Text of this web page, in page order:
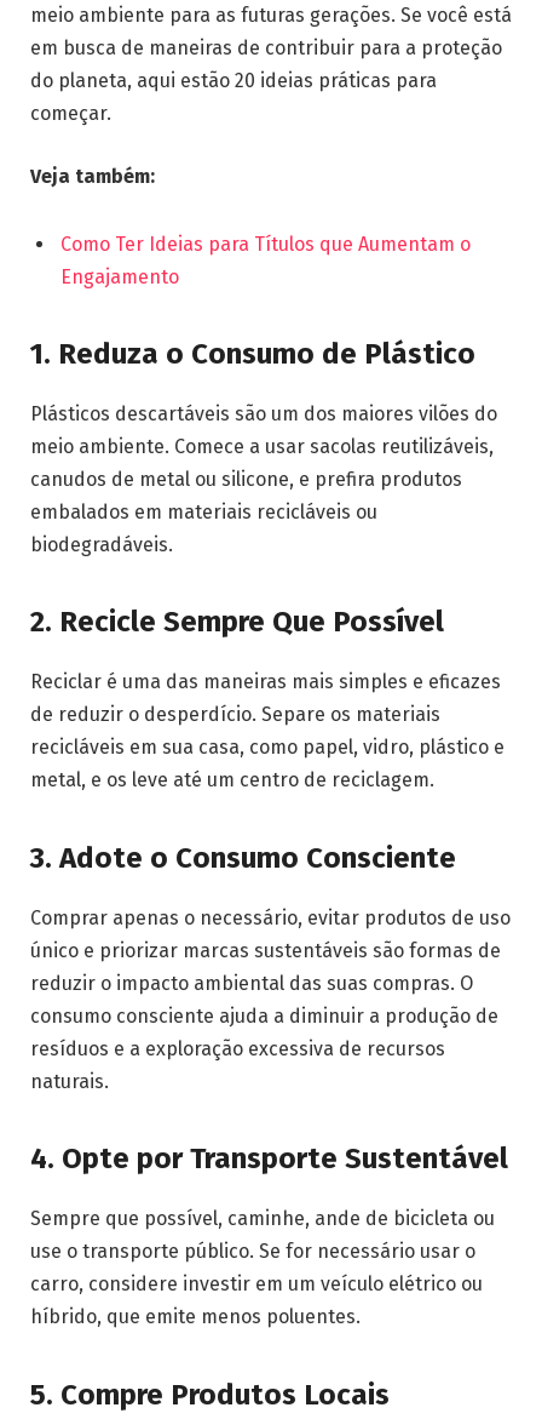
meio ambiente para as futuras gerações. Se você está
em busca de maneiras de contribuir para a proteção
do planeta, aqui estão 20 ideias práticas para
começar.
Veja também:
Como Ter Ideias para Títulos que Aumentam o
Engajamento
1. Reduza o Consumo de Plástico
Plásticos descartáveis são um dos maiores vilões do
meio ambiente. Comece a usar sacolas reutilizáveis,
canudos de metal ou silicone, e prefira produtos
embalados em materiais recicláveis ou
biodegradáveis.
2. Recicle Sempre Que Possível
Reciclar é uma das maneiras mais simples e eficazes
de reduzir o desperdício. Separe os materiais
recicláveis em sua casa, como papel, vidro, plástico e
metal, e os leve até um centro de reciclagem.
3.Adote o Consumo Consciente
Comprar apenas o necessário, evitar produtos de uso
único e priorizar marcas sustentáveis são formas de
reduzir o impacto ambiental das suas compras. O
consumo consciente ajuda a diminuir a produção de
resíduos e a exploração excessiva de recursos
naturais.
4. Opte por Transporte Sustentável
Sempre que possível, caminhe, ande de bicicleta ou
use o transporte público. Se for necessário usar o
carro, considere investir em um veículo elétrico ou
híbrido, que emite menos poluentes.
5. Compre Produtos Locais